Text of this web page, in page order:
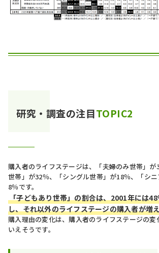
研究・調査の注目TOPIC2
購入者のライフステージは、「夫婦のみ世帯」が
世帯」が32％、「シングル世帯」が18％、「シ
8％です。
「子どもあり世帯」の割合は、2001年には
し、それ以外のライフステージの購入者が増
購入理由の変化は、購入者のライフステージの変
いえそうです。